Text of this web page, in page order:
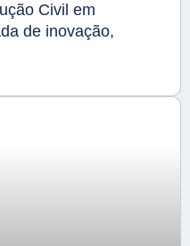
Civil em
de inovação,